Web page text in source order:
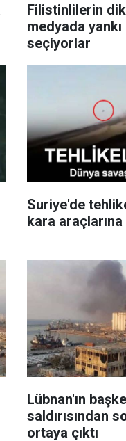
Filistinlilerin
medyada
seçiyorlar
Suriye'de
kara
Lübnan'ın
saldırısından
ortaya çıktı